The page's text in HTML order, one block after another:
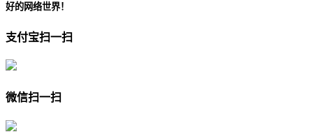
好的网络世界！
支付宝扫一扫
微信扫一扫